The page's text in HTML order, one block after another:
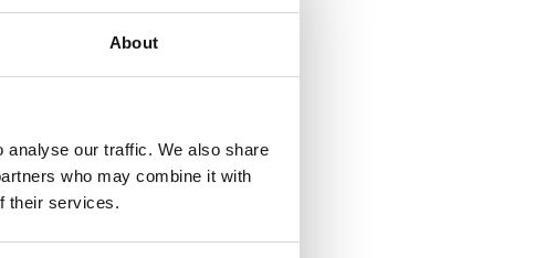
About
analyse our traffic. We also share
who may combine it with
their services.